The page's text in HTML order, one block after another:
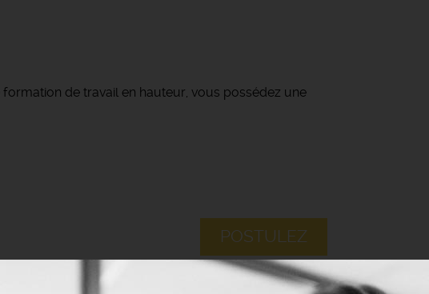
de travail en hauteur, vous possédez une
POSTULEZ